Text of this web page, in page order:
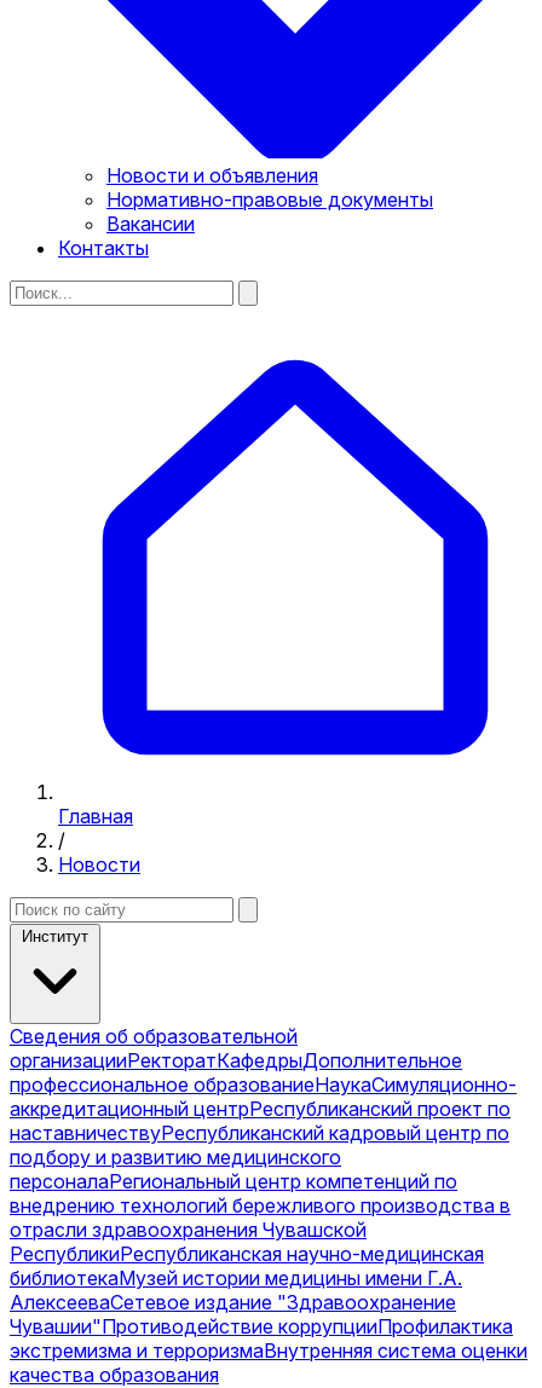
Новости и объявления
Нормативно-правовые документы
Вакансии
Контакты
Главная
/
Новости
Институт
Сведения об образовательной
организацииРекторатКафедрыДополнительное
профессиональное образованиеНаукаСимуляционно-
аккредитационный центрРеспубликанский проект по
наставничествуРеспубликанский кадровый центр по
подбору и развитию медицинского
персоналаРегиональный центр компетенций по
внедрению технологий бережливого производства в
отрасли здравоохранения Чувашской
РеспубликиРеспубликанская научно-медицинская
библиотекаМузей истории медицины имени Г.А.
АлексееваСетевое издание "Здравоохранение
Чувашии"Противодействие коррупцииПрофилактика
экстремизма и терроризмаВнутренняя система оценки
качества образования